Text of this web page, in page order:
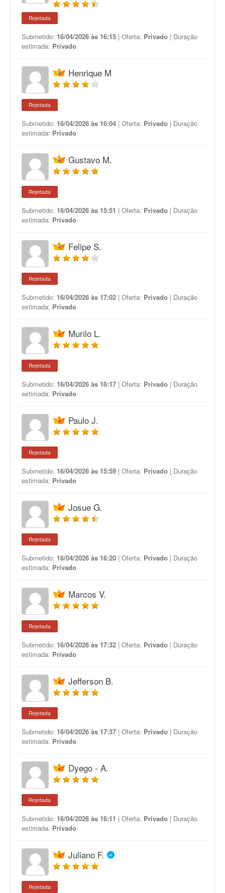
Rejeitada
Submetido: 16/04/2026 às 16:15 | Oferta: Privado | Duração
estimada: Privado
Henrique M
Rejeitada
Submetido: 16/04/2026 às 16:04 | Oferta: Privado | Duração
estimada: Privado
Gustavo M.
Rejeitada
Submetido: 16/04/2026 às 15:51 | Oferta: Privado | Duração
estimada: Privado
Felipe S.
Rejeitada
Submetido: 16/04/2026 às 17:02 | Oferta: Privado | Duração
estimada: Privado
Murilo L.
Rejeitada
Submetido: 16/04/2026 às 16:17 | Oferta: Privado | Duração
estimada: Privado
Paulo J.
Rejeitada
Submetido: 16/04/2026 às 15:59 | Oferta: Privado | Duração
estimada: Privado
Josue G.
Rejeitada
Submetido: 16/04/2026 às 16:20 | Oferta: Privado | Duração
estimada: Privado
Marcos V.
Rejeitada
Submetido: 16/04/2026 às 17:32 | Oferta: Privado | Duração
estimada: Privado
Jefferson B.
Rejeitada
Submetido: 16/04/2026 às 17:37 | Oferta: Privado | Duração
estimada: Privado
Dyego - A.
Rejeitada
Submetido: 16/04/2026 às 16:11 | Oferta: Privado | Duração
estimada: Privado
Juliano F.
Rejeitada